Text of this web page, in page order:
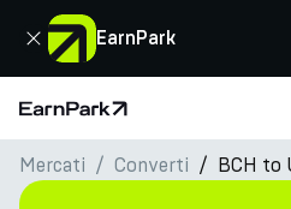
EarnPark
Chiudi
Pagina principale
Prodotti
Mercati Converti BCH to